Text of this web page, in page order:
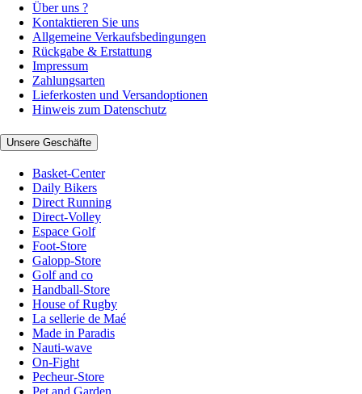
Über uns ?
Kontaktieren Sie uns
Allgemeine Verkaufsbedingungen
Rückgabe & Erstattung
Impressum
Zahlungsarten
Lieferkosten und Versandoptionen
Hinweis zum Datenschutz
Unsere Geschäfte
Basket-Center
Daily Bikers
Direct Running
Direct-Volley
Espace Golf
Foot-Store
Galopp-Store
Golf and co
Handball-Store
House of Rugby
La sellerie de Maé
Made in Paradis
Nauti-wave
On-Fight
Pecheur-Store
Pet and Garden